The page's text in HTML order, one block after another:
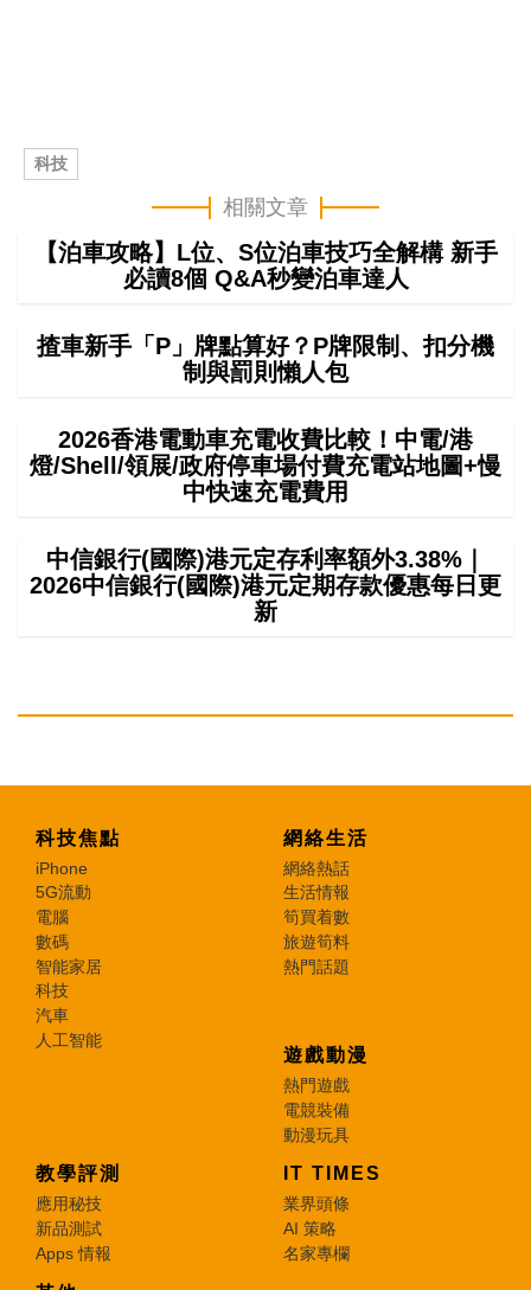
科技
相關文章
【泊車攻略】L位、S位泊車技巧全解構 新手
必讀8個 Q&A秒變泊車達人
揸車新手「P」牌點算好？P牌限制、扣分機
制與罰則懶人包
2026香港電動車充電收費比較！中電/港
燈/Shell/領展/政府停車場付費充電站地圖+慢
中快速充電費用
中信銀行(國際)港元定存利率額外3.38%｜
2026中信銀行(國際)港元定期存款優惠每日更
新
科技焦點
iPhone
5G流動
電腦
數碼
智能家居
科技
汽車
人工智能
網絡生活
網絡熱話
生活情報
筍買着數
旅遊筍料
熱門話題
遊戲動漫
熱門遊戲
電競裝備
動漫玩具
教學評測
應用秘技
新品測試
Apps 情報
IT TIMES
業界頭條
AI 策略
名家專欄